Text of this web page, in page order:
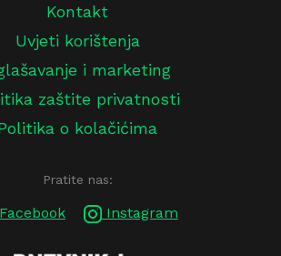
Kontakt
Uvjeti korištenja
i marketing
zaštite privatnosti
o kolačićima
Pratite nas:
Facebook Instagram